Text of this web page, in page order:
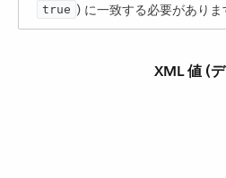
true ​) に一致する必要がありま
XML 値 (